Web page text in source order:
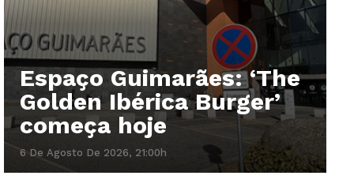
Espaço Guimarães: ‘The
Golden Ibérica Burger’
começa hoje
6 De Agosto De 2026, 21:00h